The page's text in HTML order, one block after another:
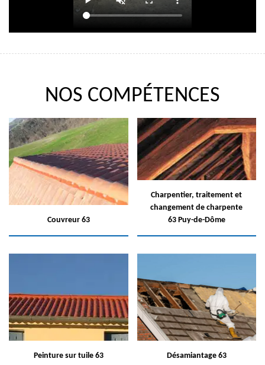
NOS COMPÉTENCES
Couvreur 63
Charpentier, traitement et
changement de charpente
63 Puy-de-Dôme
Peinture sur tuile 63 Désamiantage 63